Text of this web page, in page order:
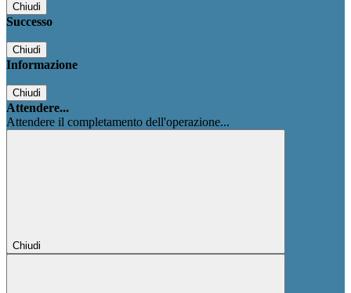
Chiudi
Successo
Chiudi
Informazione
Chiudi
Attendere...
Attendere il completamento dell'operazione...
Chiudi